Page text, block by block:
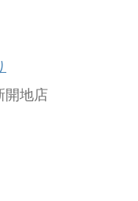
開地店